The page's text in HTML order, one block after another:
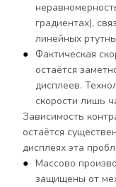
градиентах),
линейных
Фактическая
остаётся
дисплеев.
скорости лишь
Зависимость
остаётся
дисплеях эта
Массово
защищены от